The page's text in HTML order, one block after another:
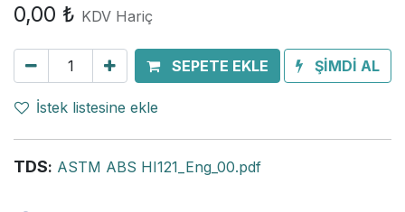
0,00 ₺ KDV Hariç
SEPETE EKLE ŞİMDİ AL
İstek listesine ekle
TDS: ASTM ABS HI121_Eng_00.pdf